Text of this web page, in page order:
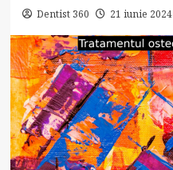
Dentist 360 21 iunie 2024